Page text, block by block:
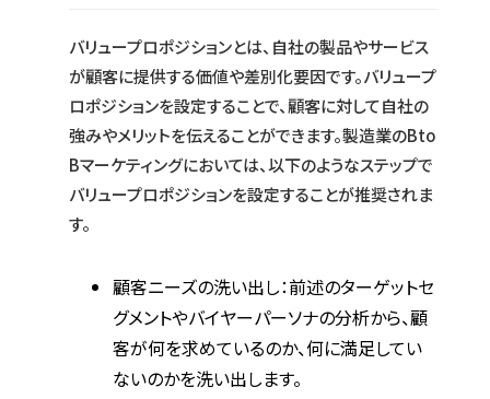
バリュープロポジションとは、自社の製品やサービス
が顧客に提供する価値や差別化要因です。バリュープ
ロポジションを設定することで、顧客に対して自社の
強みやメリットを伝えることができます。製造業のBto
Bマーケティングにおいては、以下のようなステップで
バリュープロポジションを設定することが推奨されま
す。
顧客ニーズの洗い出し：前述のターゲットセ
グメントやバイヤーパーソナの分析から、顧
客が何を求めているのか、何に満足してい
ないのかを洗い出します。